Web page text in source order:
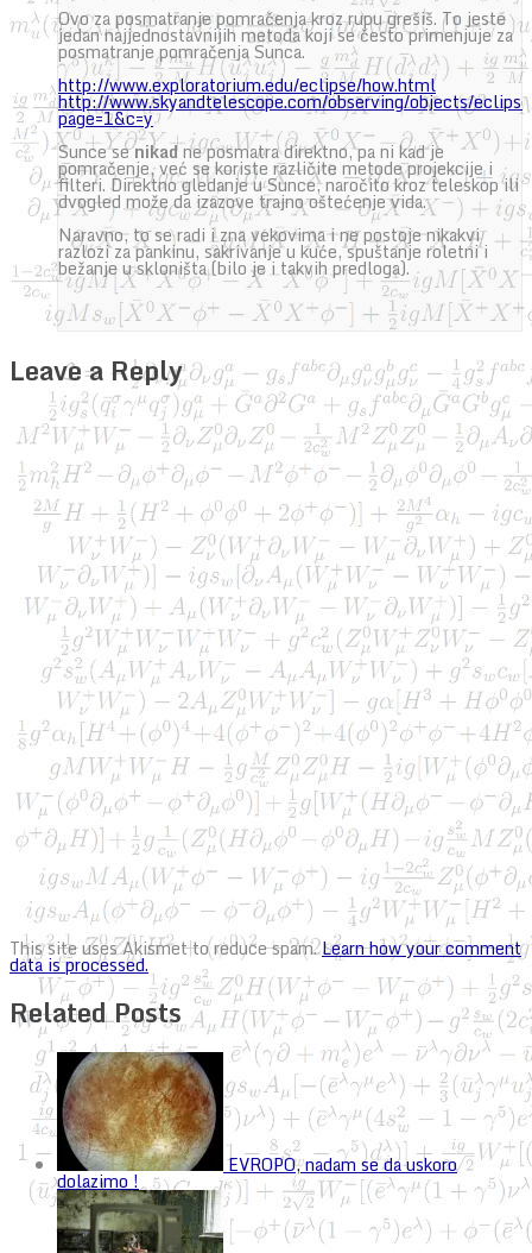
Ovo za posmatranje pomračenja kroz rupu grešiš. To jeste
jedan najjednostavnijih metoda koji se često primenjuje za
posmatranje pomračenja Sunca.
http://www.exploratorium.edu/eclipse/how.html
http://www.skyandtelescope.com/observing/objects/
page=1&c=y
Sunce senikadne posmatra direktno, pa ni kad je
pomračenje, već se koriste različite metode projekcije i
filteri. Direktno gledanje u Sunce, naročito kroz teleskop ili
dvogled može da izazove trajno oštećenje vida.
Naravno, to se radi i zna vekovima i ne postoje nikakvi
razlozi za pankinu, sakrivanje u kuće, spuštanje roletni i
bežanje u skloništa (bilo je i takvih predloga).
Leave a Reply
This site uses Akismet to reduce spam.Learn how your comment
data is processed.
Related Posts
EVROPO, nadam se da uskoro
dolazimo !